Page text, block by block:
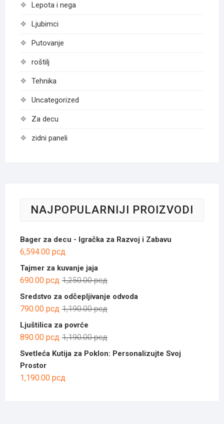
Lepota i nega
Ljubimci
Putovanje
roštilj
Tehnika
Uncategorized
Za decu
zidni paneli
NAJPOPULARNIJI PROIZVODI
Bager za decu - Igračka za Razvoj i Zabavu
6,594.00 рсд
Tajmer za kuvanje jaja
1,250.00рсдОригинална
цена
била:
690.00 рсд
Тренутна
цена
690.00 рсд.
Sredstvo za odčepljivanje odvoda
1,190.00рсдОригинална
била:
1,190.00 рсд.
790.00 рсд
Тренутна
790.00 рсд.
Ljuštilica za povrće
1,190.00рсдОригинална
цена
890.00 рсд
Тренутна
цена
Svetleća Kutija za Poklon: Personalizujte Svoj
Prostor
1,190.00 рсд